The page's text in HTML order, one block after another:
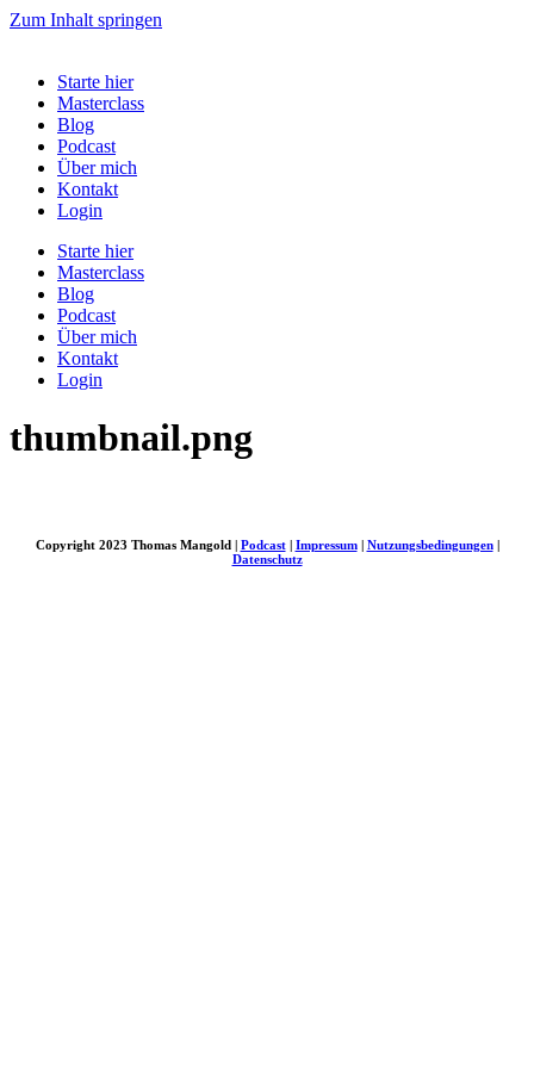
Zum Inhalt springen
Starte hier
Masterclass
Blog
Podcast
Über mich
Kontakt
Login
Starte hier
Masterclass
Blog
Podcast
Über mich
Kontakt
Login
thumbnail.png
Copyright 2023 Thomas Mangold | Podcast| Impressum| Nutzungsbedingungen|
Datenschutz